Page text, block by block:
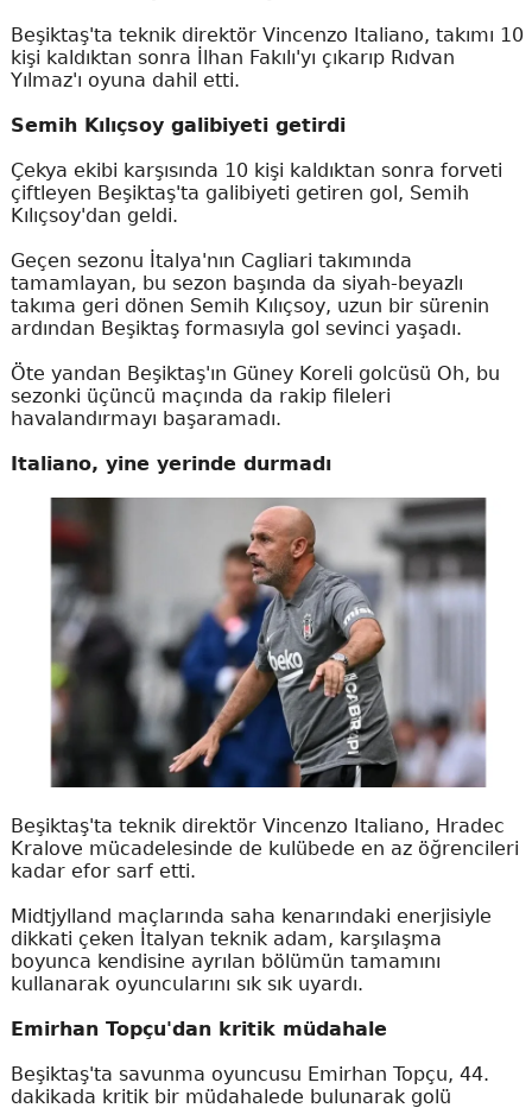
Beşiktaş'ta teknik direktör Vincenzo Italiano, takımı 10
kişi kaldıktan sonra İlhan Fakılı'yı çıkarıp Rıdvan
Yılmaz'ı oyuna dahil etti.
Semih Kılıçsoy galibiyeti getirdi
Çekya ekibi karşısında 10 kişi kaldıktan sonra forveti
çiftleyen Beşiktaş'ta galibiyeti getiren gol, Semih
Kılıçsoy'dan geldi.
Geçen sezonu İtalya'nın Cagliari takımında
tamamlayan, bu sezon başında da siyah-beyazlı
takıma geri dönen Semih Kılıçsoy, uzun bir sürenin
ardından Beşiktaş formasıyla gol sevinci yaşadı.
Öte yandan Beşiktaş'ın Güney Koreli golcüsü Oh, bu
sezonki üçüncü maçında da rakip fileleri
havalandırmayı başaramadı.
Italiano, yine yerinde durmadı
Beşiktaş'ta teknik direktör Vincenzo Italiano, Hradec
Kralove mücadelesinde de kulübede en az öğrencileri
kadar efor sarf etti.
Midtjylland maçlarında saha kenarındaki enerjisiyle
dikkati çeken İtalyan teknik adam, karşılaşma
boyunca kendisine ayrılan bölümün tamamını
kullanarak oyuncularını sık sık uyardı.
Emirhan Topçu'dan kritik müdahale
Beşiktaş'ta savunma oyuncusu Emirhan Topçu, 44.
dakikada kritik bir müdahalede bulunarak golü